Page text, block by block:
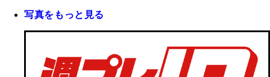
写真をもっと見る